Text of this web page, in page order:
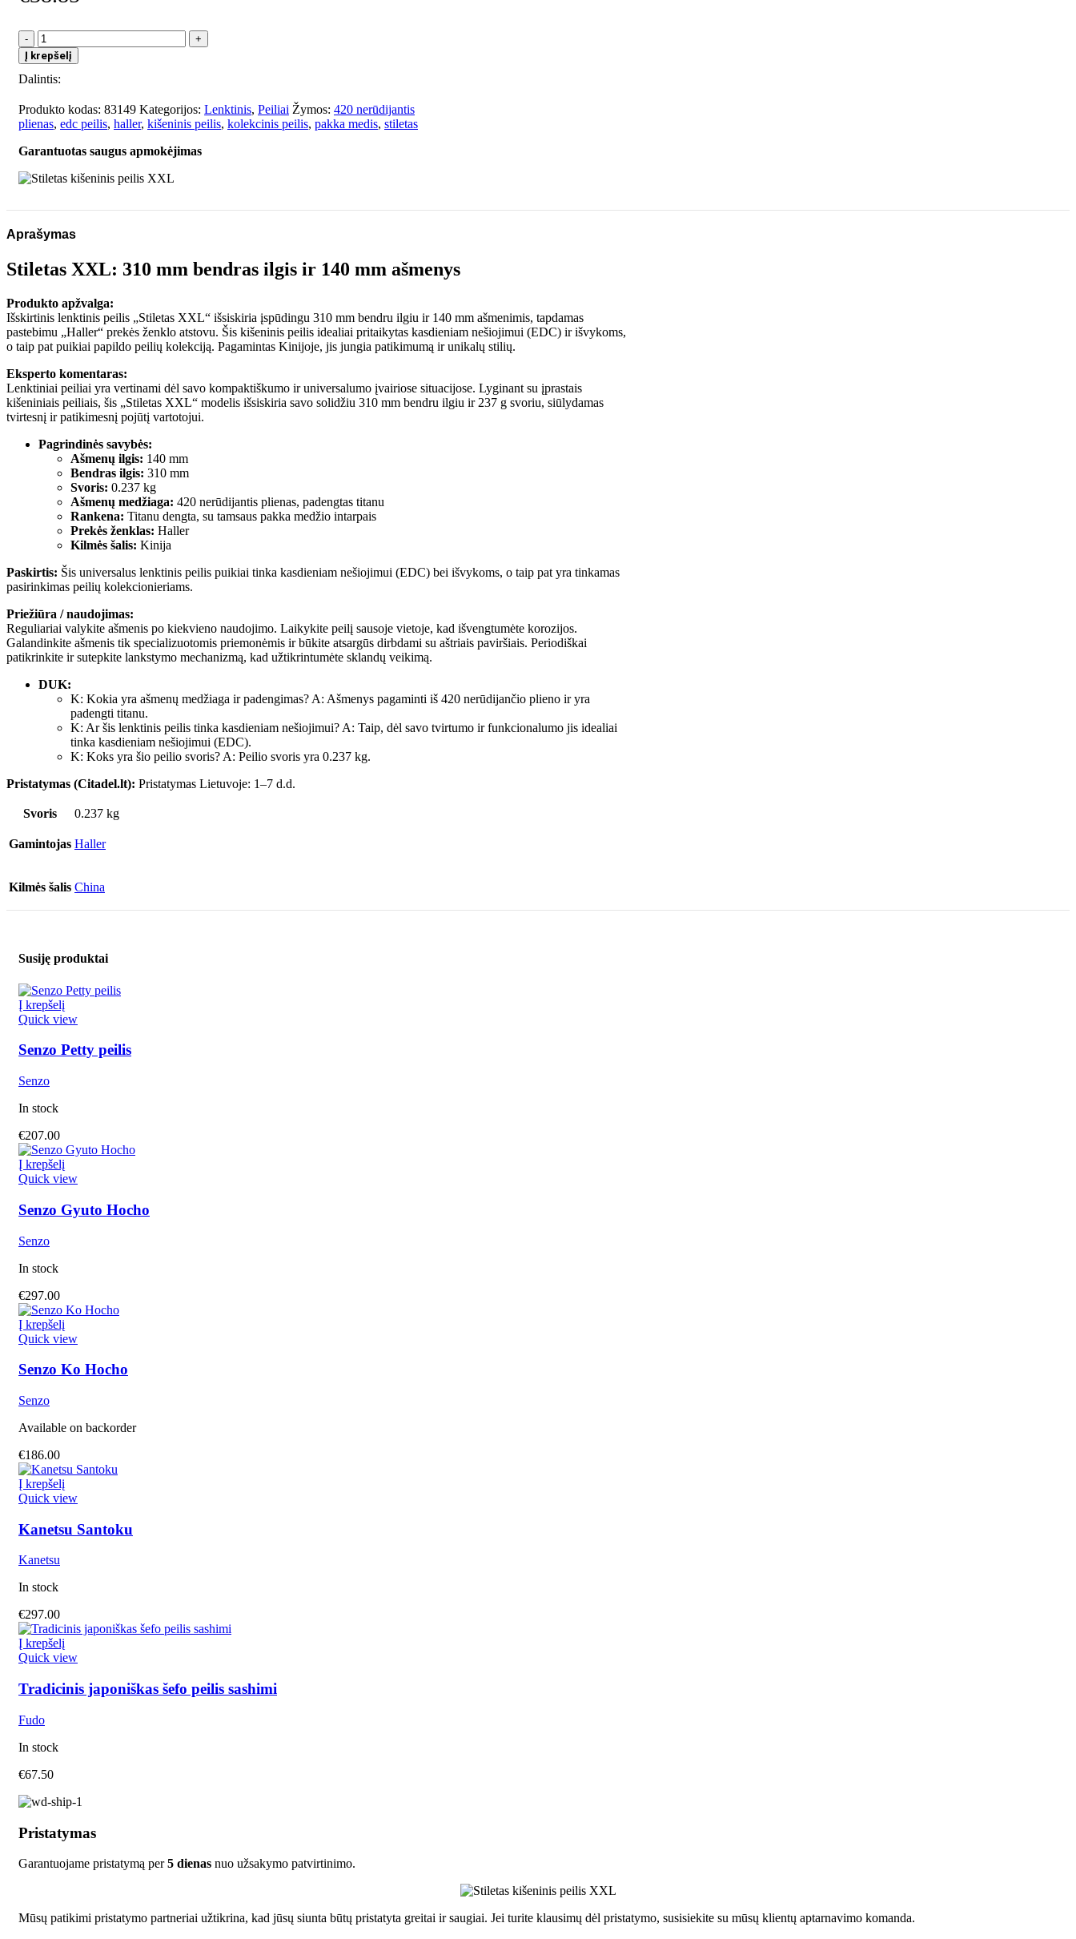
produkto
kiekis:
Stiletas
kišeninis
XXL
Į krepšelį
Dalintis:
Produkto kodas: 83149 Kategorijos: Lenktinis, Peiliai Žymos: 420 nerūdijantis
plienas, edc peilis, haller, kišeninis peilis, kolekcinis peilis, pakka medis, stiletas
Garantuotas saugus apmokėjimas
Aprašymas
Stiletas XXL: 310 mm bendras ilgis ir 140 mm ašmenys
Produkto apžvalga:
Išskirtinis lenktinis peilis „Stiletas XXL“ išsiskiria įspūdingu 310 mm bendru ilgiu ir 140 mm ašmenimis, tapdamas
pastebimu „Haller“ prekės ženklo atstovu. Šis kišeninis peilis idealiai pritaikytas kasdieniam nešiojimui (EDC) ir išvykoms,
o taip pat puikiai papildo peilių kolekciją. Pagamintas Kinijoje, jis jungia patikimumą ir unikalų stilių.
Eksperto komentaras:
Lenktiniai peiliai yra vertinami dėl savo kompaktiškumo ir universalumo įvairiose situacijose. Lyginant su įprastais
kišeniniais peiliais, šis „Stiletas XXL“ modelis išsiskiria savo solidžiu 310 mm bendru ilgiu ir 237 g svoriu, siūlydamas
tvirtesnį ir patikimesnį pojūtį vartotojui.
Pagrindinės savybės:
Ašmenų ilgis: 140 mm
Bendras ilgis: 310 mm
Svoris: 0.237 kg
Ašmenų medžiaga: 420 nerūdijantis plienas, padengtas titanu
Rankena: Titanu dengta, su tamsaus pakka medžio intarpais
Prekės ženklas: Haller
Kilmės šalis: Kinija
Paskirtis: Šis universalus lenktinis peilis puikiai tinka kasdieniam nešiojimui (EDC) bei išvykoms, o taip pat yra tinkamas
pasirinkimas peilių kolekcionieriams.
Priežiūra / naudojimas:
Reguliariai valykite ašmenis po kiekvieno naudojimo. Laikykite peilį sausoje vietoje, kad išvengtumėte korozijos.
Galandinkite ašmenis tik specializuotomis priemonėmis ir būkite atsargūs dirbdami su aštriais paviršiais. Periodiškai
patikrinkite ir sutepkite lankstymo mechanizmą, kad užtikrintumėte sklandų veikimą.
DUK:
K: Kokia yra ašmenų medžiaga ir padengimas? A: Ašmenys pagaminti iš 420 nerūdijančio plieno ir yra
padengti titanu.
K: Ar šis lenktinis peilis tinka kasdieniam nešiojimui? A: Taip, dėl savo tvirtumo ir funkcionalumo jis idealiai
tinka kasdieniam nešiojimui (EDC).
K: Koks yra šio peilio svoris? A: Peilio svoris yra 0.237 kg.
Pristatymas (Citadel.lt): Pristatymas Lietuvoje: 1–7 d.d.
Svoris 0.237 kg
Gamintojas Haller
Kilmės šalis China
Susiję produktai
Į krepšelį
Quick view
Senzo Petty peilis
Senzo
In stock
€207.00
Į krepšelį
Quick view
Senzo Gyuto Hocho
Senzo
In stock
€297.00
Į krepšelį
Quick view
Senzo Ko Hocho
Senzo
Available on backorder
€186.00
Į krepšelį
Quick view
Kanetsu Santoku
Kanetsu
In stock
€297.00
Į krepšelį
Quick view
Tradicinis japoniškas šefo peilis sashimi
Fudo
In stock
€67.50
Pristatymas
Garantuojame pristatymą per5 dienas nuo užsakymo patvirtinimo.
Mūsų patikimi pristatymo partneriai užtikrina, kad jūsų siunta būtų pristatyta greitai ir saugiai. Jei turite klausimų dėl pristatymo, susisiekite su mūsų klientų aptarnavimo komanda.